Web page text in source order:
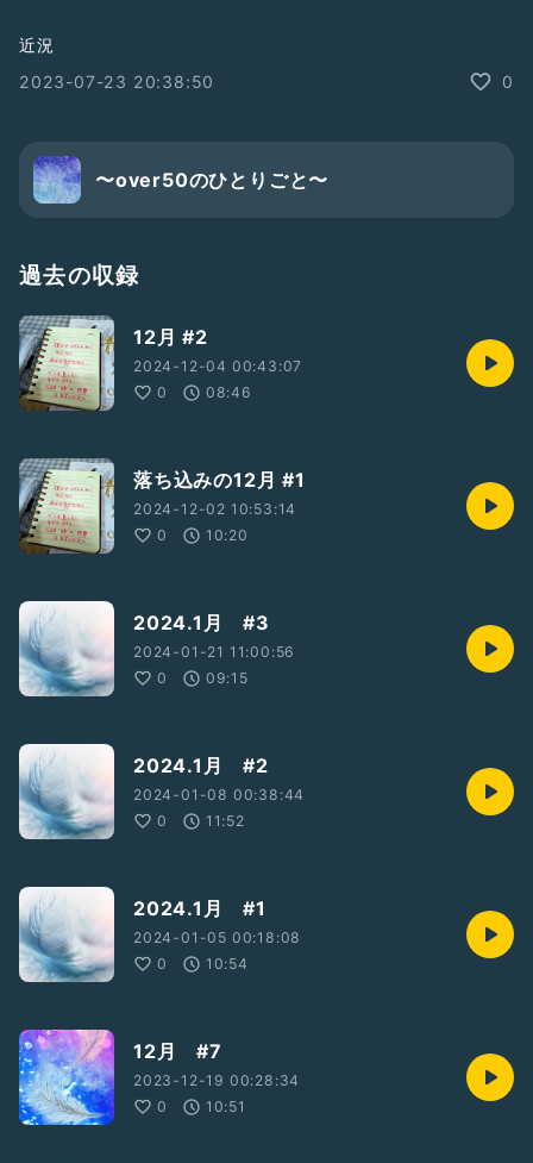
近況
2023-07-23 20:38:50
0
〜over50のひとりごと〜
過去の収録
12月 #2
2024-12-04 00:43:07
0
08:46
落ち込みの12月 #1
2024-12-02 10:53:14
0
10:20
2024.1月 #3
2024-01-21 11:00:56
0
09:15
2024.1月 #2
2024-01-08 00:38:44
0
11:52
2024.1月 #1
2024-01-05 00:18:08
0
10:54
12月 #7
2023-12-19 00:28:34
0
10:51